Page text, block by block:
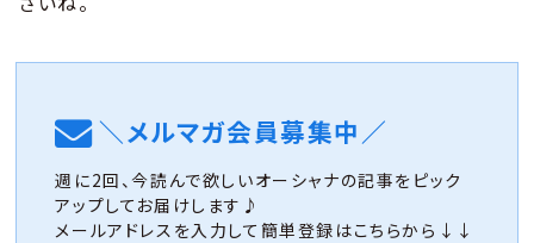
＼メルマガ会員募集中／
週に2回、今読んで欲しいオーシャナの記事をピック
アップしてお届けします♪
メールアドレスを入力して簡単登録はこちらから↓↓